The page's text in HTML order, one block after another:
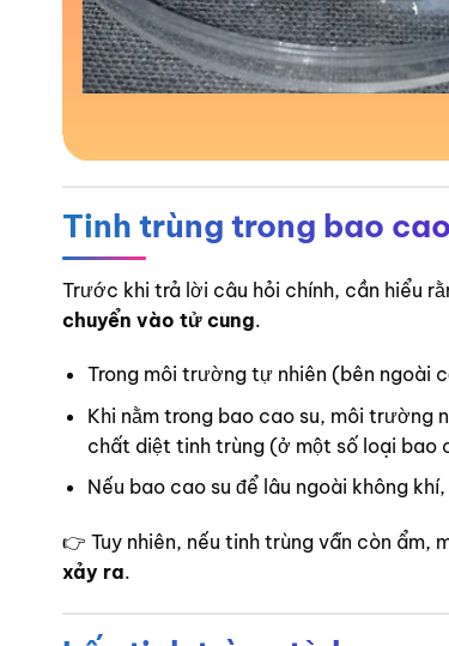
Tinh trùng trong bao
Trước khi trả lời câu hỏi chính, cần hiểu
chuyển vào tử cung.
Trong môi trường tự nhiên (bên ngoài
Khi nằm trong bao cao su, môi trường
chất diệt tinh trùng (ở một số loại bao
Nếu bao cao su để lâu ngoài không
👉 Tuy nhiên, nếu tinh trùng vẫn còn ẩm,
xảy ra.